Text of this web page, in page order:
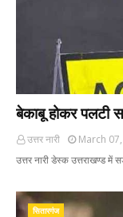
बेकाबू होकर पलटी
उत्तर नारी
March
उत्तर नारी डेस्क उत्तराखण्ड
सितारगंज